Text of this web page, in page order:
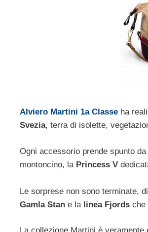
Alviero Martini 1a Classe ha
Svezia, terra di isolette,
Ogni accessorio prende spunto
montoncino, la Princess V
Le sorprese non sono terminate,
Gamla Stan e la linea Fjords che